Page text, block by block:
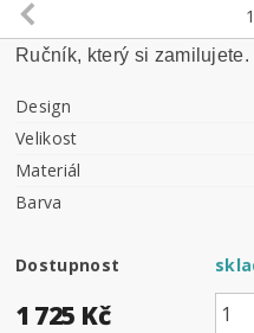
1
Ručník, který si zamilujete.
Design
Velikost
Materiál
Barva
Dostupnost
1 725 Kč